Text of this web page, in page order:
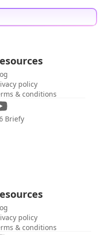
policy
& conditions
Briefy
policy
& conditions